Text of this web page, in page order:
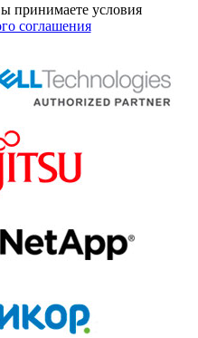
принимаете условия
соглашения